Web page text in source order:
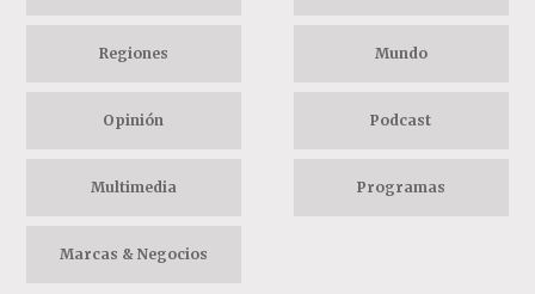
Regiones Mundo
Opinión Podcast
Multimedia Programas
Marcas & Negocios